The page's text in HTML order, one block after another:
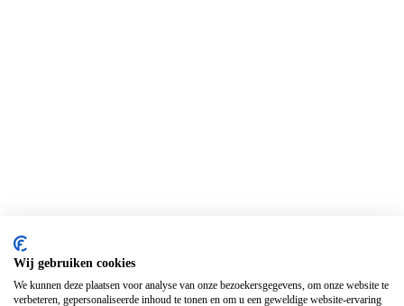
Wij gebruiken cookies
We kunnen deze plaatsen voor analyse van onze bezoekersgegevens, om onze website te
verbeteren, gepersonaliseerde inhoud te tonen en om u een geweldige website-ervaring